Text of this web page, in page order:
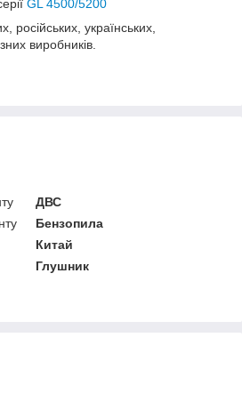
GL 4500/5200
російських, українських,
виробників.
ДВС
Бензопила
Китай
Глушник